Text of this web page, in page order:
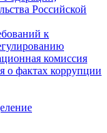
Российской
к
комиссия
о фактах коррупции